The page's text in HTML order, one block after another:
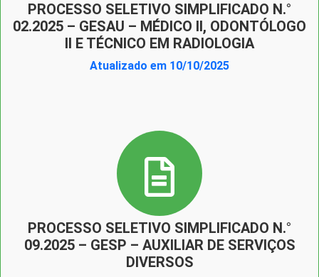
PROCESSO SELETIVO SIMPLIFICADO N.°
02.2025 – GESAU – MÉDICO II, ODONTÓLOGO
II E TÉCNICO EM RADIOLOGIA
Atualizado em 10/10/2025
PROCESSO SELETIVO SIMPLIFICADO N.°
09.2025 – GESP – AUXILIAR DE SERVIÇOS
DIVERSOS